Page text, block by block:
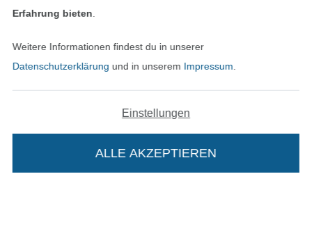
Kontakt
Bestellung widerrufen
Finde mehr Inspiration
Erfahrung bieten
Weitere Informationen findest du in unserer
Datenschutzerklärung und in unserem Impressum
Einstellungen
ALLE AKZEPTIEREN